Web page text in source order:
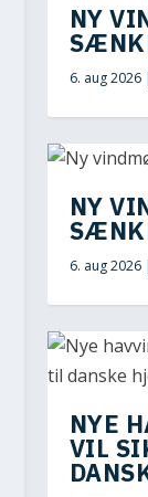
NY
6. aug 2026|
NY
6. aug 2026|
NYE
VIL